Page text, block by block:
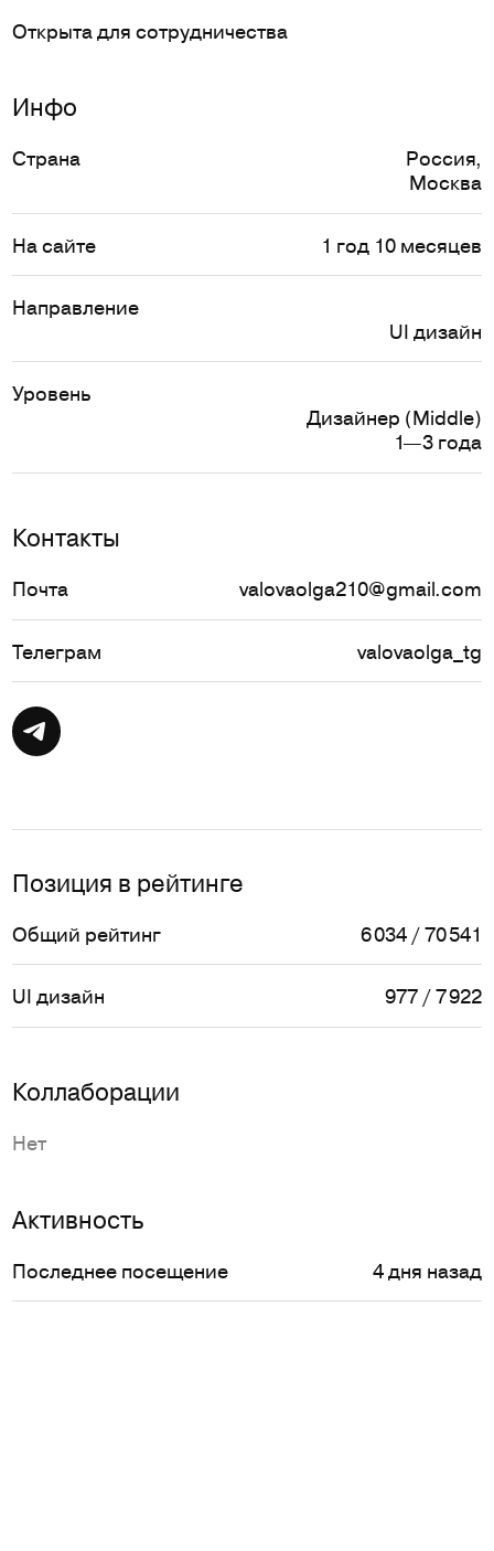
Инфо
Страна Россия,
Москва
На сайте 1 год 10 месяцев
Направление
UI дизайн
Уровень
Дизайнер (Middle)
1—3 года
Контакты
Почта valovaolga210@gmail.com
Телеграм valovaolga_tg
Открыта для сотрудничества
Позиция в рейтинге
Общий рейтинг 6 034 / 70 541
UI дизайн 977 / 7 922
Коллаборации
Нет
Активность
Последнее посещение 4 дня назад